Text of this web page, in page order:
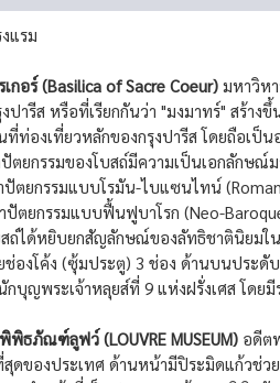
แรม
กอร์ (Basilica of Sacre Coeur)มหาวิหา
ปารีส หรือที่เรียกกันว่า "มงมาทร์" สร้า
ท่องเที่ยวหลักของกรุงปารีส โดยถือเป็น
ยกรรมของโบสถ์มีความเป็นเอกลักษณ์ม
ปัตยกรรมแบบโรมัน-ไบแซนไทน์
ปัตยกรรมแบบฟื้นฟูบาโรก (Neo-
สถ์ได้หยิบยกสัญลักษณ์ของลัทธิชาตินิยม
องโค้ง (ซุ้มประตู) 3 ช่อง ด้านบนประดั
บุญพระเจ้าหลุยส์ที่ 9 แห่งฝรั่งเศส โดย
พิพิธภัณฑ์ลูฟว์ (LOUVRE MUSEUM)อดีต
ดของประเทศ ด้านหน้ามีปิระมิดแก้วช่ว